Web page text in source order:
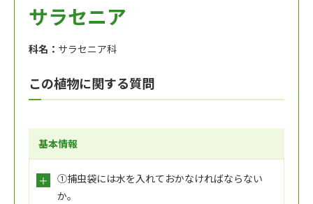
サラセニア
科名： サラセニア科
この植物に関する質問
基本情報
①捕虫袋には水を入れておかなければならない
か。